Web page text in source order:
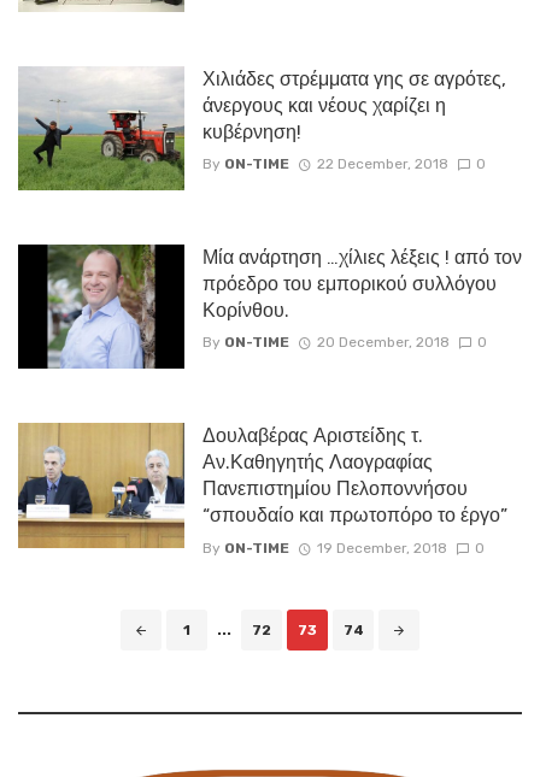
Χιλιάδες στρέμματα γης σε αγρότες,
άνεργους και νέους χαρίζει η
κυβέρνηση!
By ON-TIME 22 December, 2018 0
Μία ανάρτηση …χίλιες λέξεις ! από τον
πρόεδρο του εμπορικού συλλόγου
Κορίνθου.
By ON-TIME 20 December, 2018 0
Δουλαβέρας Αριστείδης τ.
Αν.Καθηγητής Λαογραφίας
Πανεπιστημίου Πελοποννήσου
“σπουδαίο και πρωτοπόρο το έργο”
By ON-TIME 19 December, 2018 0
1 ... 72 73 74